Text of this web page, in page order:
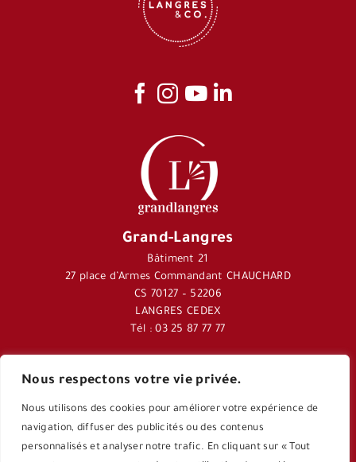
Nous respectons votre vie privée.
Nous utilisons des cookies pour améliorer votre expérience de
navigation, diffuser des publicités ou des contenus
personnalisés et analyser notre trafic. En cliquant sur « Tout
Grand-Langres
Bâtiment 21
27 place d’Armes Commandant CHAUCHARD
CS 70127 – 52206
LANGRES CEDEX
Tél : 03 25 87 77 77
Journal Langres&Co
Application Langres&Co